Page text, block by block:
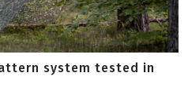
system tested in